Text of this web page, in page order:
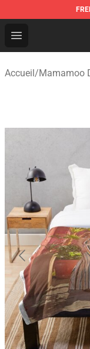
Open menu
Mamamoo
Accueil/Mamamoo